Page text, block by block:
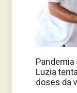
Pandemia
Luzia
doses da